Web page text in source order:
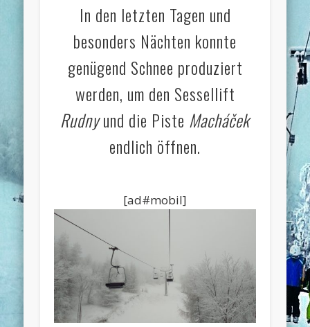
In den letzten Tagen und
besonders Nächten konnte
genügend Schnee produziert
werden, um den Sessellift
Rudnyund die Piste Macháček
endlich öffnen.
[ad#mobil]